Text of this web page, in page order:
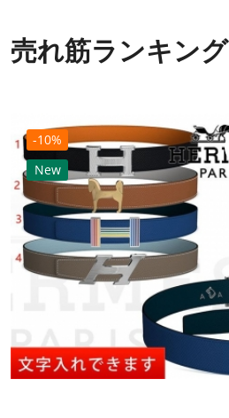
売れ筋ランキング
-10%
New